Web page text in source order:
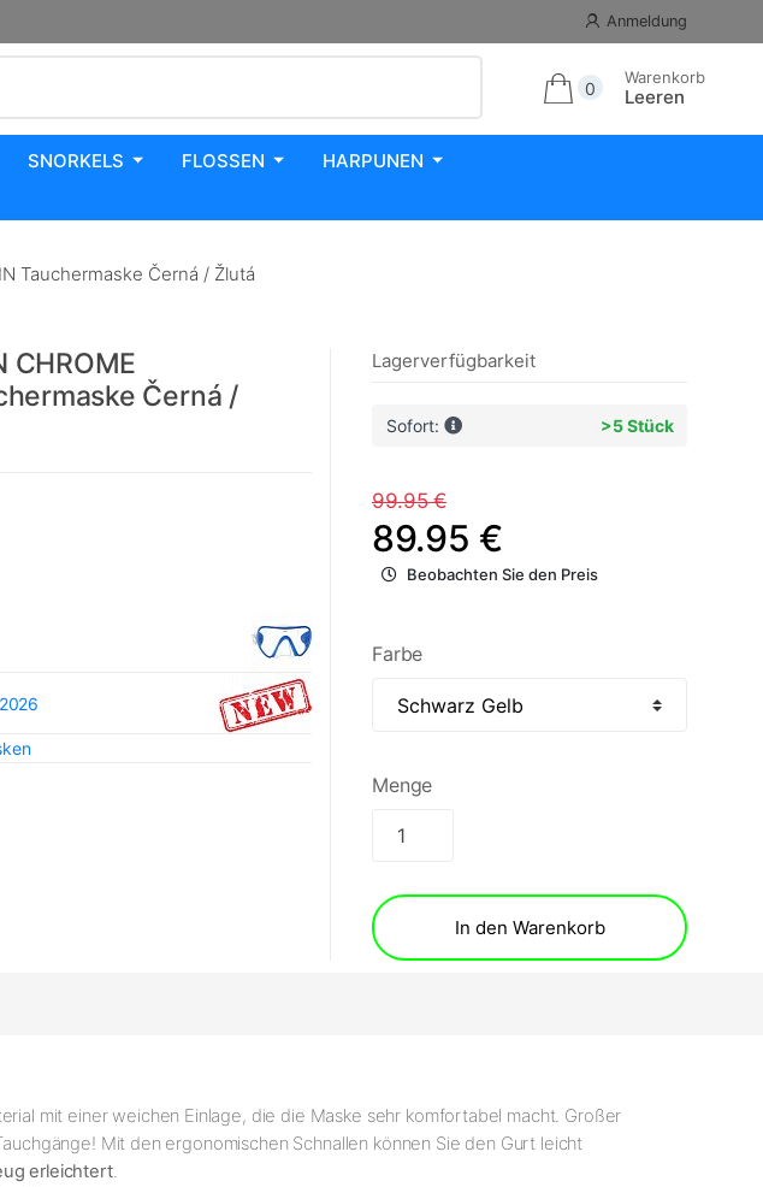
Anmeldung
0
Warenkorb
Leeren
SNORKELS FLOSSEN
HARPUNEN
Tauchermaske Černá / Žlutá
CHROME
Černá /
Lagerverfügbarkeit
Sofort: >5 Stück
99.95 €
89.95 €
Beobachten Sie den Preis
Farbe
Menge
In den Warenkorb
mit einer weichen Einlage, die die Maske sehr komfortabel macht. Großer
Mit den ergonomischen Schnallen können Sie den Gurt leicht
erleichtert.